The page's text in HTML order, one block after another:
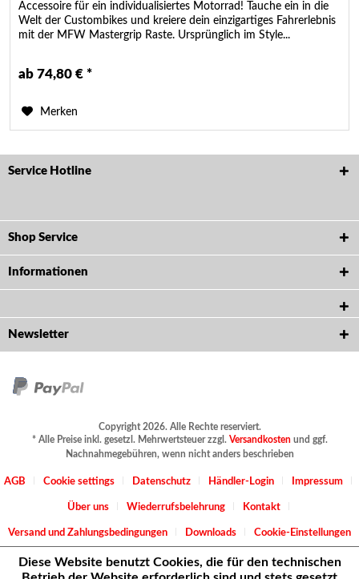
Accessoire für ein individualisiertes Motorrad! Tauche ein in die
Welt der Custombikes und kreiere dein einzigartiges Fahrerlebnis
mit der MFW Mastergrip Raste. Ursprünglich im Style...
ab 74,80 € *
Merken
Service Hotline
Shop Service
Informationen
Newsletter
Copyright 2026. Alle Rechte reserviert.
* Alle Preise inkl. gesetzl. Mehrwertsteuer zzgl. Versandkostenund ggf.
Nachnahmegebühren, wenn nicht anders beschrieben
AGB Cookie settings Datenschutz Händler-Login Impressum
Über uns Wiederrufsbelehrung Kontakt
Versand und Zahlungsbedingungen Downloads Cookie-Einstellungen
Diese Website benutzt Cookies, die für den technischen